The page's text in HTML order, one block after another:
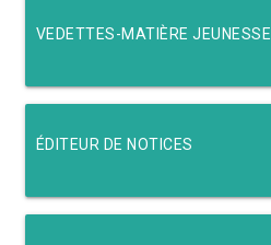
VEDETTES-MATIÈRE JEUNESSE
ÉDITEUR DE NOTICES